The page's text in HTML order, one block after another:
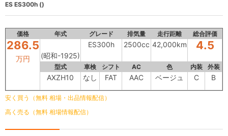
ES ES300h ()
価格 年式 グレード 排気量 走行距離 総合評価
286.5
万円 (昭和-1925)
ES300h 2500cc 42,000km 4.5
型式 車検 シフト AC 色 内装 外装
AXZH10 なし FAT AAC ベージュ C B
安く買う（無料 相場・出品情報配信）
高く売る（無料 相場情報配信）